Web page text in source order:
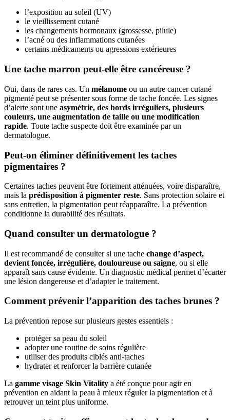
l’exposition au soleil (UV)
le vieillissement cutané
les changements hormonaux (grossesse, pilule)
l’acné ou des inflammations cutanées
certains médicaments ou agressions extérieures
Une tache marron peut-elle être cancéreuse ?
Oui, dans de rares cas. Un mélanome ou un autre cancer cutané
pigmenté peut se présenter sous forme de tache foncée. Les signes
d’alerte sont une asymétrie, des bords irréguliers, plusieurs
couleurs, une augmentation de taille ou une modification
rapide. Toute tache suspecte doit être examinée par un
dermatologue.
Peut-on éliminer définitivement les taches
pigmentaires ?
Certaines taches peuvent être fortement atténuées, voire disparaître,
mais la prédisposition à pigmenter reste. Sans protection solaire et
sans entretien, la pigmentation peut réapparaître. La prévention
conditionne la durabilité des résultats.
Quand consulter un dermatologue ?
Il est recommandé de consulter si une tache change d’aspect,
devient foncée, irrégulière, douloureuse ou saigne, ou si elle
apparaît sans cause évidente. Un diagnostic médical permet d’écarter
une lésion dangereuse et d’adapter le traitement.
Comment prévenir l’apparition des taches brunes ?
La prévention repose sur plusieurs gestes essentiels :
protéger sa peau du soleil
adopter une routine de soins régulière
utiliser des produits ciblés anti-taches
hydrater et renforcer la barrière cutanée
La gamme visage Skin Vitality a été conçue pour agir en
prévention en aidant la peau à mieux réguler la pigmentation et à
retrouver un teint plus uniforme.